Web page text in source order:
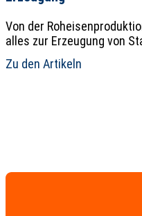
Von der
alles zur Erzeugung von
Zu den Artikeln